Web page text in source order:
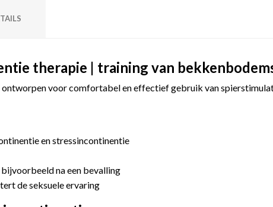
therapie | training van
ontworpen voor comfortabel en effectief gebruik van
en stressincontinentie
na een bevalling
de seksuele ervaring